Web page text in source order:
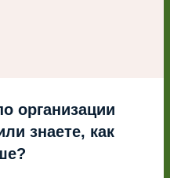
организации
знаете, как